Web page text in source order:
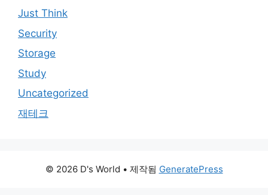
Just Think
Security
Storage
Study
Uncategorized
재테크
© 2026 D's World • 제작됨 GeneratePress